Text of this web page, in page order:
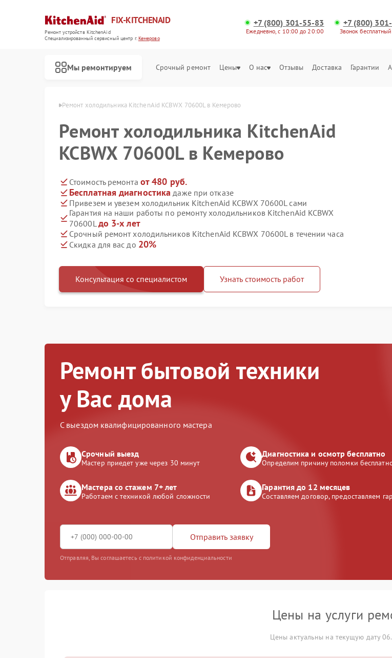
FIX-KITCHENAID
Ремонт устройств KitchenAid
Специализированный cервисный центр г.Кемерово
+7 (800) 301-55-83
Ежедневно, с 10:00 до 20:00
+7 (800)
Звонок
Мы ремонтируем Срочный ремонт Цены О нас Отзывы Доставка Гарантии
Ремонт холодильника KitchenAid KCBWX 70600L в Кемерово
Ремонт холодильника KitchenAid
KCBWX 70600L в Кемерово
Стоимость ремонта от 480 руб.
Бесплатная диагностика даже при отказе
Привезем и увезем холодильник KitchenAid KCBWX 70600L сами
Гарантия на наши работы по ремонту холодильников KitchenAid KCBWX
70600Lдо 3-х лет
Срочный ремонт холодильников KitchenAid KCBWX 70600L в течении часа
Скидка для вас до 20%
Консультация со специалистом Узнать стоимость работ
Ремонт бытовой техники
у Вас дома
С выездом квалифицированного мастера
Срочный выезд
Мастер приедет уже через 30 минут
Диагностика и осмотр бесплатно
Определим причину поломки
Мастера со стажем 7+ лет
Работаем с техникой любой сложности
Гарантия до 12 месяцев
Составляем договор, предоставляем
Отправить заявку
Отправляя, Вы соглашаетесь с политикой конфиденциальности
Цены на услуги
Цены актуальны на текущую дату